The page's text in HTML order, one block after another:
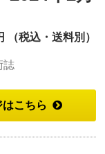
（税込・送料別）
誌
こちら